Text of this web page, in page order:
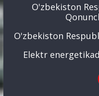
O'zbekiston
O'zbekiston
Elektr